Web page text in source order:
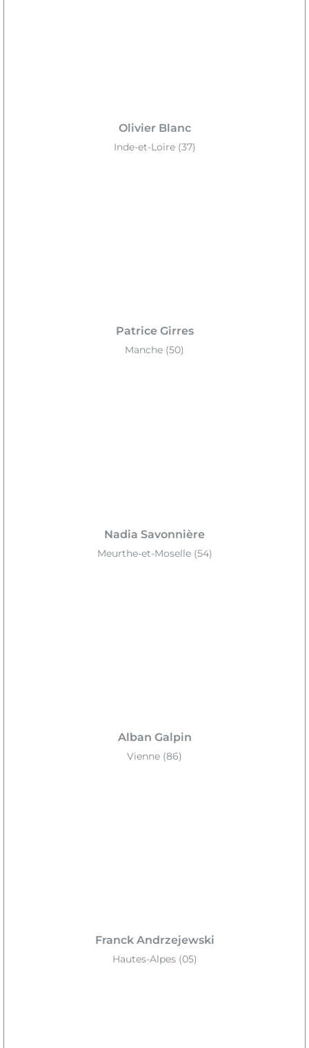
Olivier Blanc
Inde-et-Loire (37)
Patrice Girres
Manche (50)
Nadia Savonnière
Meurthe-et-Moselle (54)
Alban Galpin
Vienne (86)
Franck Andrzejewski
Hautes-Alpes (05)